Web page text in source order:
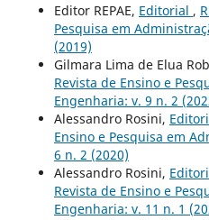
Editor REPAE, Editorial ,
Pesquisa em
(2019)
Gilmara Lima de Elua
Revista de Ensino e
Engenharia: v. 9 n. 2
Alessandro Rosini,
Ensino e Pesquisa em
6 n. 2 (2020)
Alessandro Rosini,
Revista de Ensino e
Engenharia: v. 11 n. 1